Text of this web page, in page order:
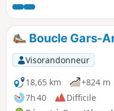
Briançonnet et les
a un très beau
méritent d'être visités
Boucle Gars-
Visorandonneur
18,65 km
+824 m
7h 40
Difficile